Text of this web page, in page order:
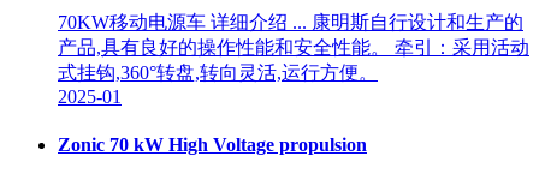
70KW移动电源车 详细介绍 ... 康明斯自行设计和生产的
产品,具有良好的操作性能和安全性能。 牵引：采用活动
式挂钩,360°转盘,转向灵活,运行方便。
2025-01
Zonic 70 kW High Voltage propulsion